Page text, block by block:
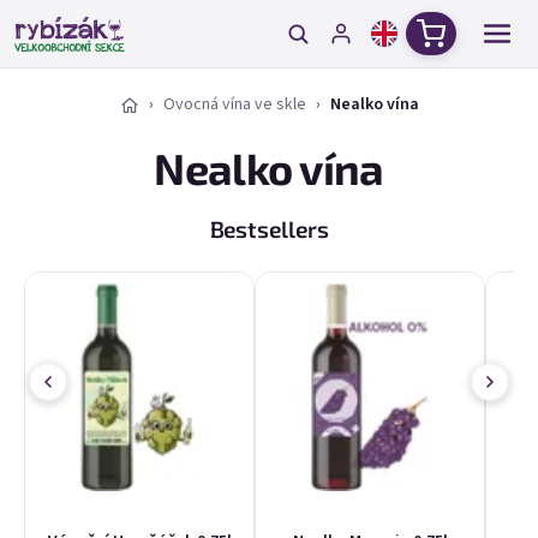
Skip to content
Shopping
Ovocná vína ve skle Nealko vína
Nealko vína
Bestsellers